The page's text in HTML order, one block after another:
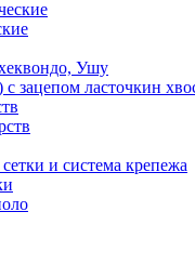
Ушу
зацепом ласточкин
и система крепежа